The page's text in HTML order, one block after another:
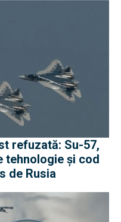
refuzată: Su-57,
tehnologie și cod
de Rusia